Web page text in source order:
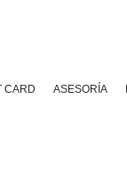
CARD ASESORÍA